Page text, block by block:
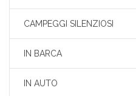
CAMPEGGI SILENZIOSI
IN BARCA
IN AUTO